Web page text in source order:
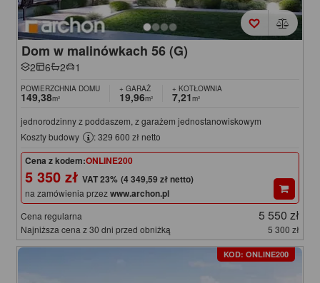
Dom w malinówkach 56 (G)
2 6 2 1
POWIERZCHNIA DOMU
149,38m²
+ GARAŻ
19,96m²
+ KOTŁOWNIA
7,21m²
jednorodzinny z poddaszem, z garażem jednostanowiskowym
Koszty budowy
: 329 600 zł netto
Cena z kodem:ONLINE200
5 350 zł (4 349,59 zł netto)
na zamówienia przezwww.archon.pl
Cena regularna 5 550 zł
Najniższa cena z 30 dni przed obniżką 5 300 zł
KOD: ONLINE200